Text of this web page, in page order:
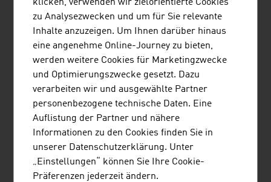
Quelle: Fachverband der Holzindustrie Österreichs,
Branchenbericht 2025/2026
Wohnmöbel, Matratzen/Sprungrahmen,
Massivholzplatten
Nadelschnittholz
Die zehn größten Unternehmen der Holzindustrie
klicken, verwenden wir zielorientierte Cookies
zu Analysezwecken und um für Sie relevante
Inhalte anzuzeigen. Um Ihnen darüber hinaus
eine angenehme Online-Journey zu bieten,
werden weitere Cookies für Marketingzwecke
und Optimierungszwecke gesetzt. Dazu
verarbeiten wir und ausgewählte Partner
personenbezogene technische Daten. Eine
Auflistung der Partner und nähere
Informationen zu den Cookies finden Sie in
unserer Datenschutzerklärung. Unter
„Einstellungen“ können Sie Ihre Cookie-
Präferenzen jederzeit ändern.